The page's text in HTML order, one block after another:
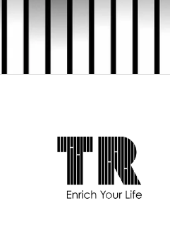
באפשרותך